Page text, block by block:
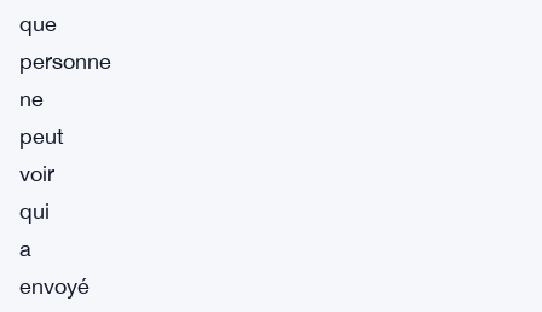
que
personne
ne
peut
voir
qui
a
envoyé